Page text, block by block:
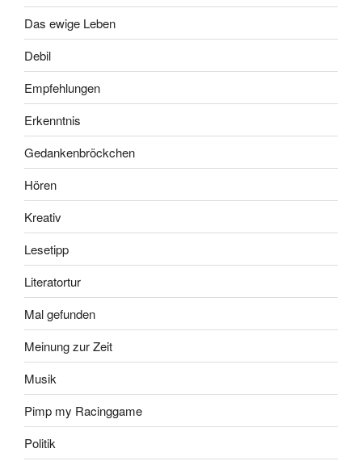
Das ewige Leben
Debil
Empfehlungen
Erkenntnis
Gedankenbröckchen
Hören
Kreativ
Lesetipp
Literatortur
Mal gefunden
Meinung zur Zeit
Musik
Pimp my Racinggame
Politik